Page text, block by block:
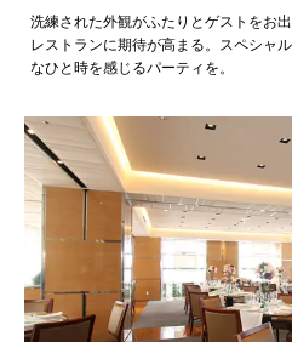
洗練された外観がふたりとゲストをお
レストランに期待が高まる。スペシャ
なひと時を感じるパーティを。